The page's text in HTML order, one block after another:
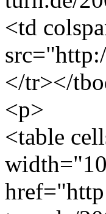
<td
</tr></
<p>
<table